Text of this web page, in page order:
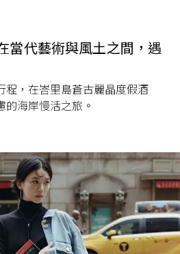
當代藝術與風土之間，遇
程，在峇里島蒼古麗晶度假酒
海岸慢活之旅。